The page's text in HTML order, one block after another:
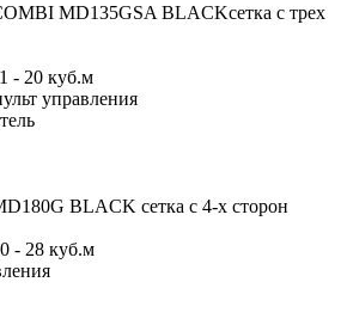
MD135GSA BLACKсетка с трех
- 20 куб.м
управления
BLACK сетка с 4-х сторон
- 28 куб.м